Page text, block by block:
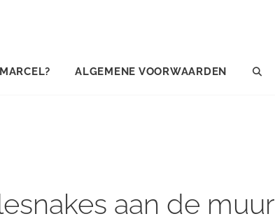
ALGEMENE VOORWAARDEN
aan de muur